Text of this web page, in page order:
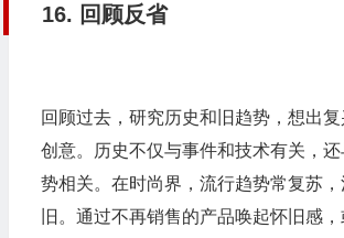
16. 回顾反省
回顾过去，研究历史和旧趋势，想出
创意。历史不仅与事件和技术有关，
势相关。在时尚界，流行趋势常复苏
旧。通过不再销售的产品唤起怀旧感